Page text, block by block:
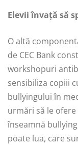
Elevii învață să
O altă
de CEC Bank
workshopuri
sensibiliza copiii
bullyingului în
urmări să le
înseamnă
poate lua, care